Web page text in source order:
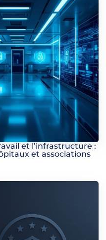
et l’infrastructure :
et associations